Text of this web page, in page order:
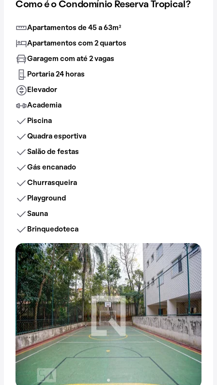
Como é o Condomínio Reserva Tropical?
Apartamentos de 45 a 63m²
Apartamentos com 2 quartos
Garagem com até 2 vagas
Portaria 24 horas
Elevador
Academia
Piscina
Quadra esportiva
Salão de festas
Gás encanado
Churrasqueira
Playground
Sauna
Brinquedoteca